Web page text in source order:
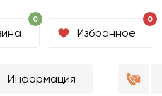
0 0
Избранное
Информация